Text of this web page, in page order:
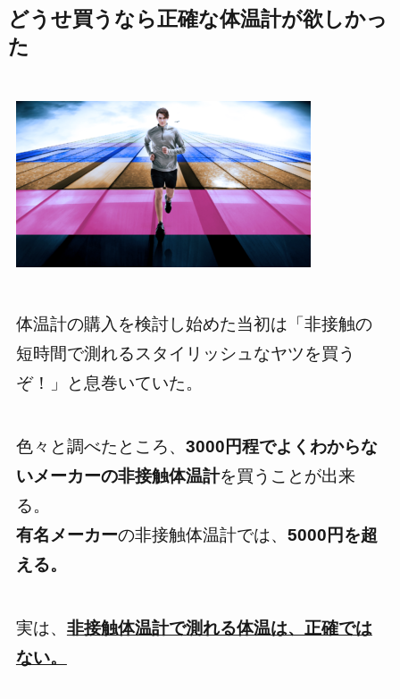
どうせ買うなら正確な体温計が欲しかっ
た
体温計の購入を検討し始めた当初は 「非接触の
短時間で測れるスタイリッシュなヤツを買う
ぞ！」
と息巻いていた。
色々と調べたところ、 3000円程でよくわからな
いメーカーの非接触体温計を買うことが出来
る。
有名メーカーの非接触体温計では、 5000円を超
える。
実は、 非接触体温計で測れる体温は、正確では
ない。